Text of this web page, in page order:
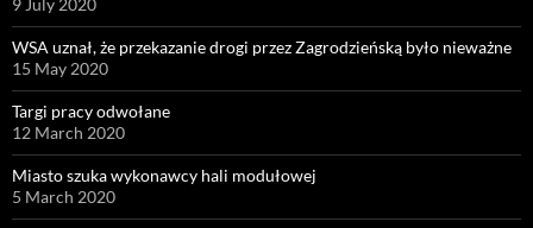
9 July 2020
WSA uznał, że przekazanie drogi przez Zagrodzieńską było nieważne
15 May 2020
Targi pracy odwołane
12 March 2020
Miasto szuka wykonawcy hali modułowej
5 March 2020